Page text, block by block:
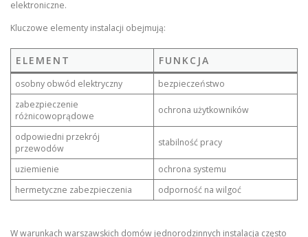
elektroniczne.
Kluczowe elementy instalacji obejmują:
ELEMENT FUNKCJA
osobny obwód elektryczny
bezpieczeństwo
zabezpieczenie
różnicowoprądowe
ochrona użytkowników
odpowiedni przekrój
przewodów
stabilność pracy
uziemienie
ochrona systemu
hermetyczne zabezpieczenia
odporność na wilgoć
W warunkach warszawskich domów jednorodzinnych instalacja często